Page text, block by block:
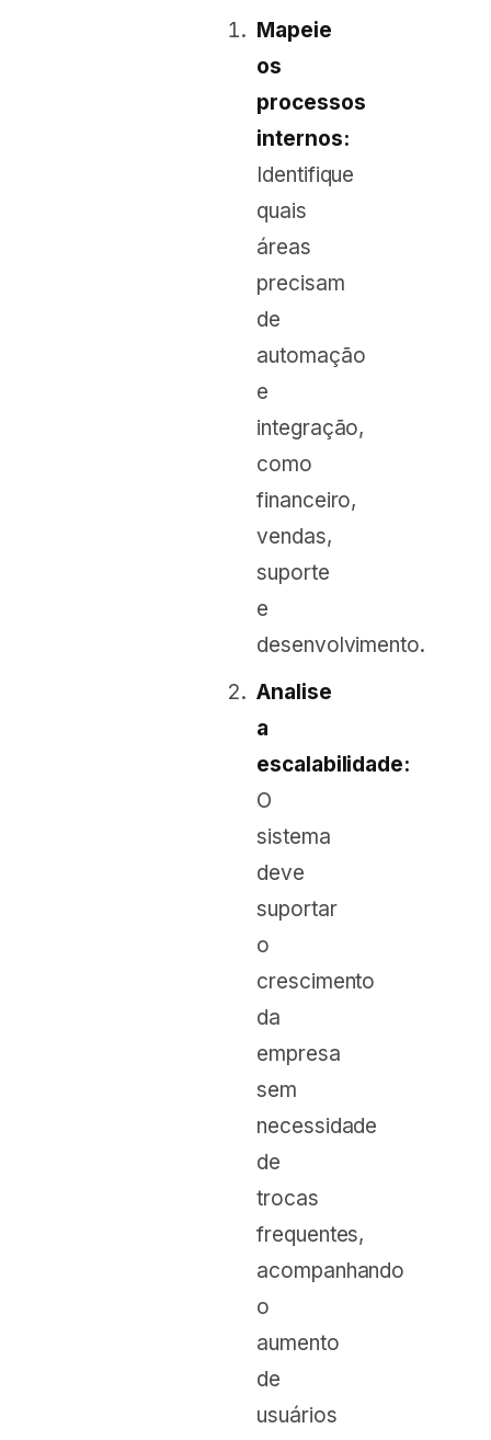
Mapeie
os
processos
internos:
Identifique
quais
áreas
precisam
de
automação
e
integração,
como
financeiro,
vendas,
suporte
e
desenvolvimento.
Analise
a
escalabilidade:
O
sistema
deve
suportar
o
crescimento
da
empresa
sem
necessidade
de
trocas
frequentes,
acompanhando
o
aumento
de
usuários